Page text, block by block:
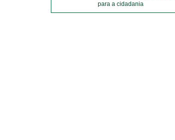
para a cidadania